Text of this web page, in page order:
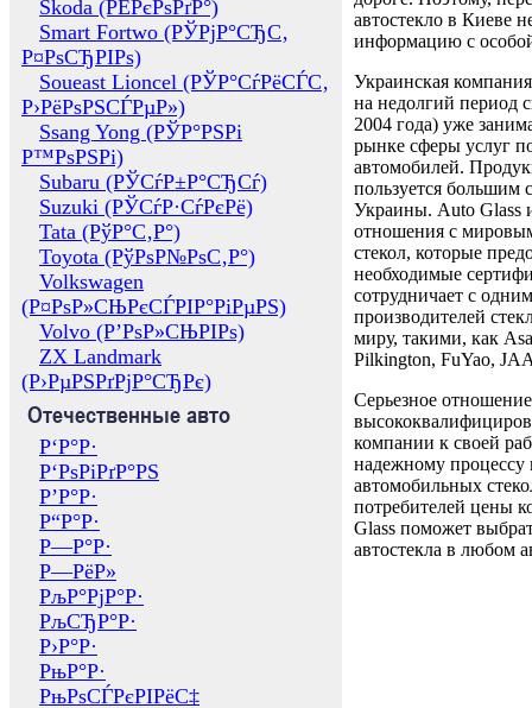
Skoda (РЁРєРѕРґР°)
Smart Fortwo (РЎРјР°СЂС‚
Р¤РѕСЂРІРѕ)
Soueast Lioncel (РЎР°СѓРёСЃС‚
Р›РёРѕРЅСЃРµР»)
Ssang Yong (РЎР°РЅРі
Р™РѕРЅРі)
Subaru (РЎСѓР±Р°СЂСѓ)
Suzuki (РЎСѓР·СѓРєРё)
Tata (РўР°С‚Р°)
Toyota (РўРѕР№РѕС‚Р°)
Volkswagen
(Р¤РѕР»СЊРєСЃРІР°РіРµРЅ)
Volvo (Р’РѕР»СЊРІРѕ)
ZX Landmark
(Р›РµРЅРґРјР°СЂРє)
Отечественные авто
Р‘Р°Р·
Р‘РѕРіРґР°РЅ
Р’Р°Р·
Р“Р°Р·
Р—Р°Р·
Р—РёР»
РљР°РјР°Р·
РљСЂР°Р·
Р›Р°Р·
РњР°Р·
РњРѕСЃРєРІРёС‡
автостекло в Киеве
информацию с
Украинская
на недолгий период
2004 года) уже
рынке сферы услуг
автомобилей.
пользуется большим
Украины. Auto Glass
отношения с
стекол, которые
необходимые
сотрудничает с
производителей
миру, такими, как
Pilkington, FuYao,
Серьезное отношение
компании к своей
надежному процессу
автомобильных
потребителей цены
Glass поможет
автостекла в любом